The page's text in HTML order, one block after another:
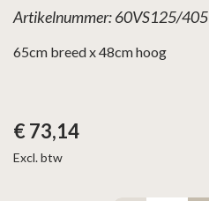
Excl. btw
€73,14
Artikelnummer: 60VS125/405
65cm breed x 48cm hoog